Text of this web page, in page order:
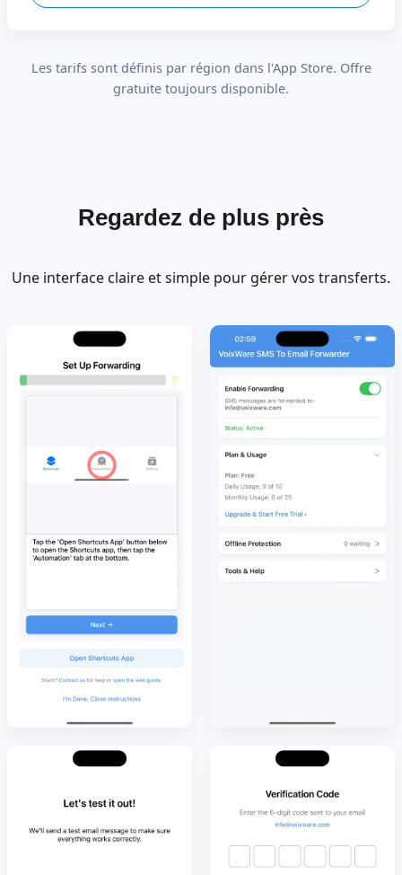
Les tarifs sont définis par région dans l'App Store. Offre
gratuite toujours disponible.
Regardez de plus près
Une interface claire et simple pour gérer vos transferts.